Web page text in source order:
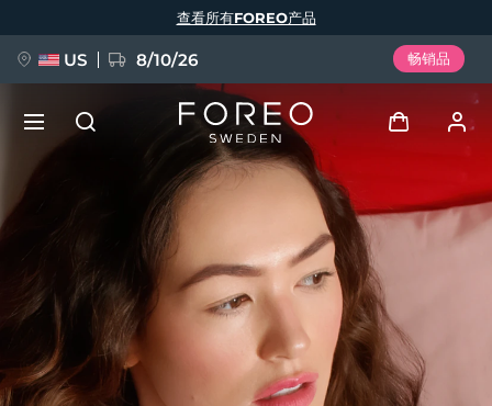
查看所有FOREO产品
US 8/10/26 畅销品
登录
我的设备
我的订单
FAQ™ Pure Beauty-Tech Elixir
BREAKING NEWS
语言
English Deutsch
Español
Français
Português
Polski
Svenska
Русский